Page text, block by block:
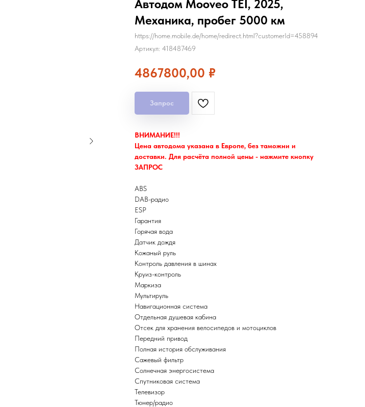
Автодом Mooveo TEI, 2025,
Механика, пробег 5000 км
https://home.mobile.de/home/redirect.html?customerId=458894
Артикул: 418487469
4867800,00 ₽
Запрос
ВНИМАНИЕ!!!
Цена автодома указана в Европе, без таможни и
доставки. Для расчёта полной цены - нажмите кнопку
ЗАПРОС
ABS
DAB-радио
ESP
Гарантия
Горячая вода
Датчик дождя
Кожаный руль
Контроль давления в шинах
Круиз-контроль
Маркиза
Мультируль
Навигационная система
Отдельная душевая кабина
Отсек для хранения велосипедов и мотоциклов
Передний привод
Полная история обслуживания
Сажевый фильтр
Солнечная энергосистема
Спутниковая система
Телевизор
Тюнер/радио